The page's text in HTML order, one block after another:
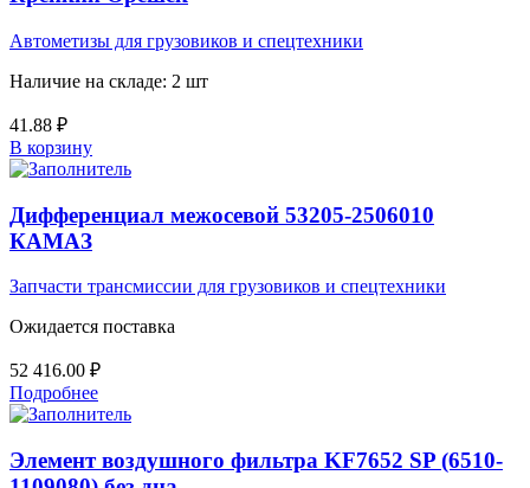
Автометизы для грузовиков и спецтехники
Наличие на складе: 2 шт
41.88 ₽
В корзину
Дифференциал межосевой 53205-2506010
КАМАЗ
Запчасти трансмиссии для грузовиков и спецтехники
Ожидается поставка
52 416.00 ₽
Подробнее
Элемент воздушного фильтра KF7652 SP (6510-